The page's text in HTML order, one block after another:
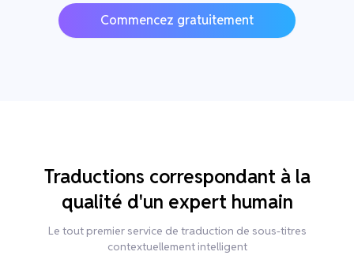
Commencez gratuitement
Traductions correspondant à la
qualité d'un expert humain
Le tout premier service de traduction de sous-titres
contextuellement intelligent